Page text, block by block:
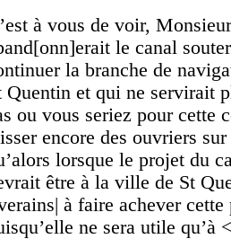
à vous de voir,
le canal
la branche de
Quentin et qui ne servirait
ou vous seriez pour cette
encore des ouvriers
lorsque le projet du
être à la ville de St
à faire achever
ne sera utile qu’à